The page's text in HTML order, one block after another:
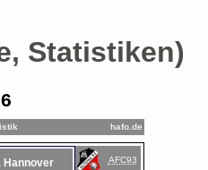
Statistiken)
hafo.de
Hannover AFC93